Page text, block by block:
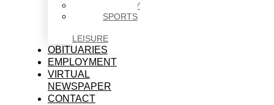
SOCIETY
SPORTS
LEISURE
OBITUARIES
EMPLOYMENT
VIRTUAL
NEWSPAPER
CONTACT